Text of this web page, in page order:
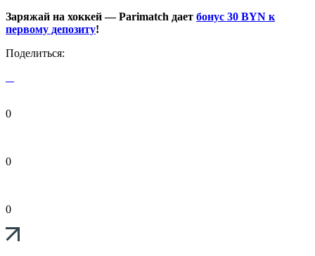
Заряжай на хоккей — Parimatch дает бонус 30 BYN к
первому депозиту!
Поделиться:
0
0
0